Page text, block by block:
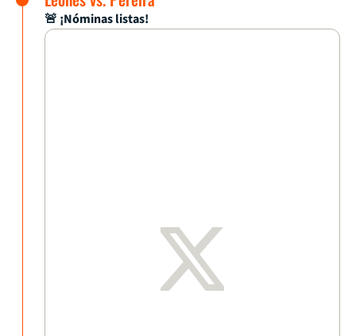
🚨 ¡Nóminas listas!